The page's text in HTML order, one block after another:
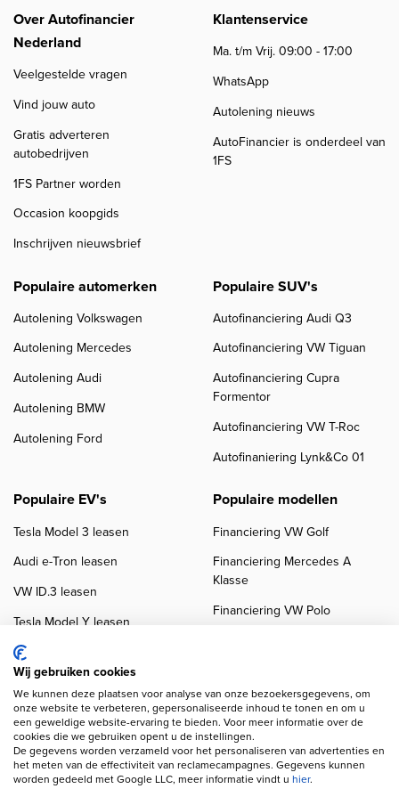
Over Autofinancier
Nederland
Veelgestelde vragen
Vind jouw auto
Gratis adverteren
autobedrijven
1FS Partner worden
Occasion koopgids
Inschrijven nieuwsbrief
Klantenservice
Ma. t/m Vrij. 09:00 - 17:00
WhatsApp
Autolening nieuws
AutoFinancier is onderdeel van
1FS
Populaire automerken
Autolening Volkswagen
Autolening Mercedes
Autolening Audi
Autolening BMW
Autolening Ford
Populaire SUV's
Autofinanciering Audi Q3
Autofinanciering VW Tiguan
Autofinanciering Cupra
Formentor
Autofinanciering VW T-Roc
Autofinaniering Lynk&Co 01
Populaire EV's
Tesla Model 3 leasen
Audi e-Tron leasen
VW ID.3 leasen
Tesla Model Y leasen
VW ID.4 leasen
Populaire modellen
Financiering VW Golf
Financiering Mercedes A
Klasse
Financiering VW Polo
Wij gebruiken cookies
We kunnen deze plaatsen voor analyse van onze bezoekersgegevens, om
onze website te verbeteren, gepersonaliseerde inhoud te tonen en om u
een geweldige website-ervaring te bieden. Voor meer informatie over de
cookies die we gebruiken opent u de instellingen.
De gegevens worden verzameld voor het personaliseren van advertenties en
het meten van de effectiviteit van reclamecampagnes. Gegevens kunnen
worden gedeeld met Google LLC, meer informatie vindt u hier.